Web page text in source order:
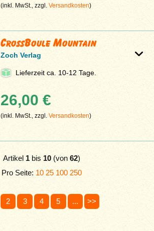
(inkl. MwSt., zzgl.Versandkosten)
CrossBoule Mountain
Zoch Verlag
Lieferzeit ca. 10-12 Tage.
26,00 €
(inkl. MwSt., zzgl.Versandkosten)
Artikel 1 bis 10 (von 62)
Pro Seite: 10 25 100 250
2 3 4 5 ... >>